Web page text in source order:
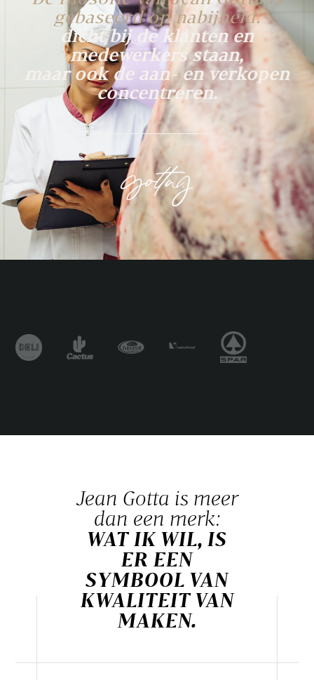
gebaseerd op nabijheid:
dicht bij de klanten en
medewerkers staan,
maar ook de aan- en verkopen
concentreren.
Jean Gotta is meer
dan een merk:
WAT IK WIL, IS
ER EEN
SYMBOOL VAN
KWALITEIT VAN
MAKEN.